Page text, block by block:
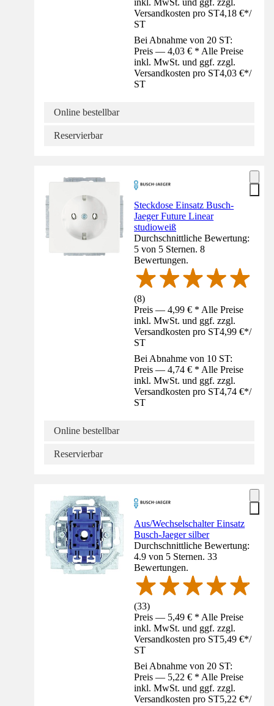
inkl. MwSt. und ggf. zzgl.
Versandkosten pro ST4,18 €*/
ST
Bei Abnahme von 20 ST:
Preis — 4,03 € * Alle Preise
inkl. MwSt. und ggf. zzgl.
Versandkosten pro ST4,03 €*/
ST
Online bestellbar
Reservierbar
Steckdose Einsatz Busch-
Jaeger Future Linear
studioweiß
Durchschnittliche Bewertung:
5 von 5 Sternen. 8
Bewertungen.
(8)
Preis — 4,99 € * Alle Preise
inkl. MwSt. und ggf. zzgl.
Versandkosten pro ST4,99 €*/
ST
Bei Abnahme von 10 ST:
Preis — 4,74 € * Alle Preise
inkl. MwSt. und ggf. zzgl.
Versandkosten pro ST4,74 €*/
ST
Online bestellbar
Reservierbar
Aus/Wechselschalter Einsatz
Busch-Jaeger silber
Durchschnittliche Bewertung:
4.9 von 5 Sternen. 33
Bewertungen.
(33)
Preis — 5,49 € * Alle Preise
inkl. MwSt. und ggf. zzgl.
Versandkosten pro ST5,49 €*/
ST
Bei Abnahme von 20 ST:
Preis — 5,22 € * Alle Preise
inkl. MwSt. und ggf. zzgl.
Versandkosten pro ST5,22 €*/